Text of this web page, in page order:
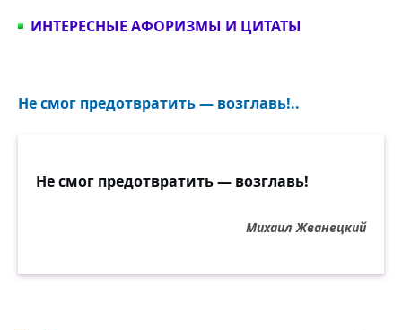
ИНТЕРЕСНЫЕ АФОРИЗМЫ И ЦИТАТЫ
Не смог предотвратить — возглавь!..
Не смог предотвратить — возглавь!
Михаил Жванецкий